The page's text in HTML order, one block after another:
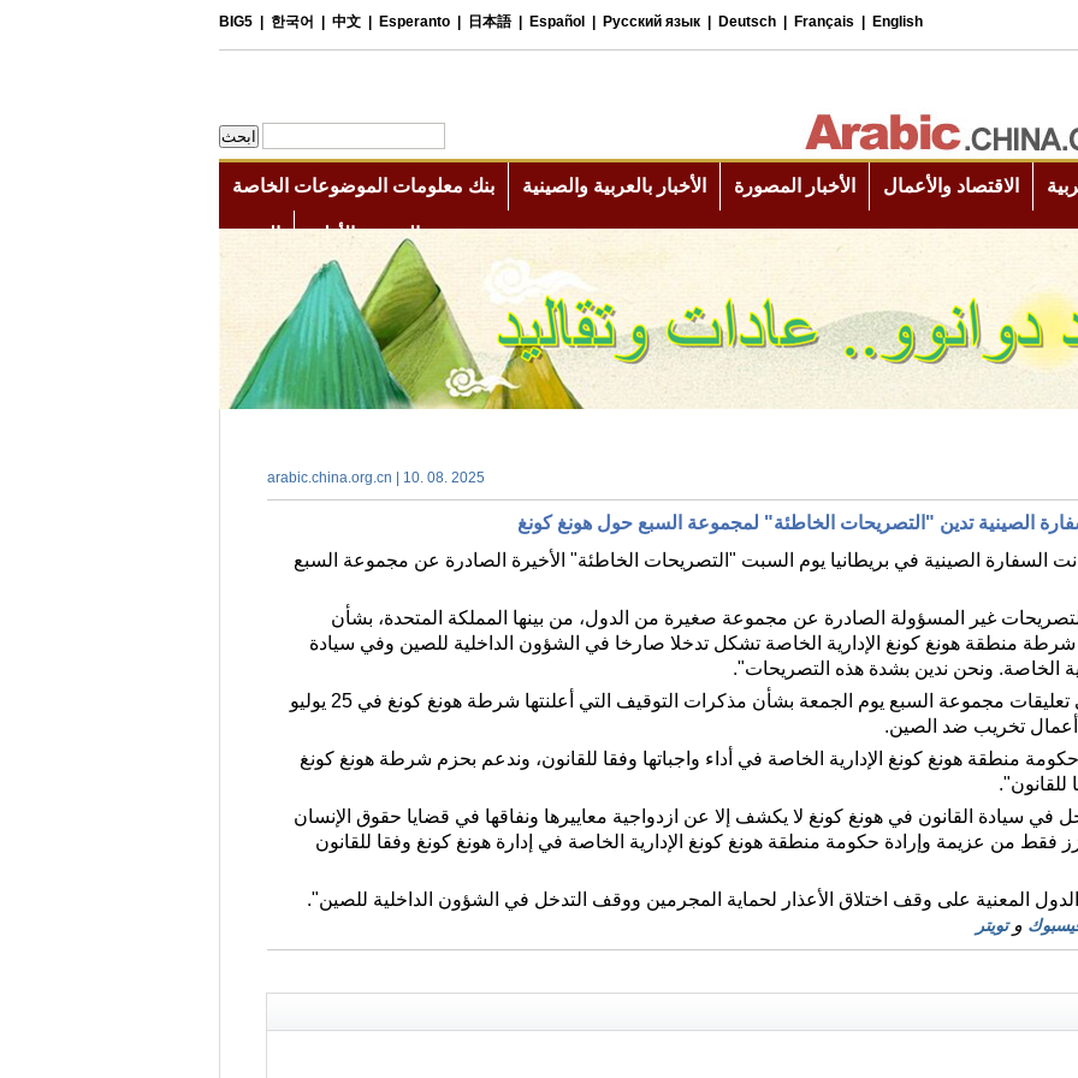
arabic.china.org.cn | 10. 08. 2025
الصينية تدين "التصريحات الخاطئة" لمجموعة السبع حول هونغ كونغ
(شينخوا) أدانت السفارة الصينية في بريطانيا يوم السبت "التصريحات الخاطئة" الأخيرة الصادرة عن مجموعة السبع
غير المسؤولة الصادرة عن مجموعة صغيرة من الدول، من بينها المملكة المتحدة، بشأن
شرطة منطقة هونغ كونغ الإدارية الخاصة تشكل تدخلا صارخا في الشؤون الداخلية للصين وفي سيادة
الخاصة. ونحن ندين بشدة هذه التصريحات".
وجاءت تصريحات المتحدث ردا على تعليقات مجموعة السبع يوم الجمعة بشأن مذكرات التوقيف التي أعلنتها شرطة هونغ كونغ في 25 يوليو
منطقة هونغ كونغ الإدارية الخاصة في أداء واجباتها وفقا للقانون، وندعم بحزم شرطة هونغ كونغ
للقانون".
في سيادة القانون في هونغ كونغ لا يكشف إلا عن ازدواجية معاييرها ونفاقها في قضايا حقوق الإنسان
فقط من عزيمة وإرادة حكومة منطقة هونغ كونغ الإدارية الخاصة في إدارة هونغ كونغ وفقا للقانون
المعنية على وقف اختلاق الأعذار لحماية المجرمين ووقف التدخل في الشؤون الداخلية للصين".
وتويتر